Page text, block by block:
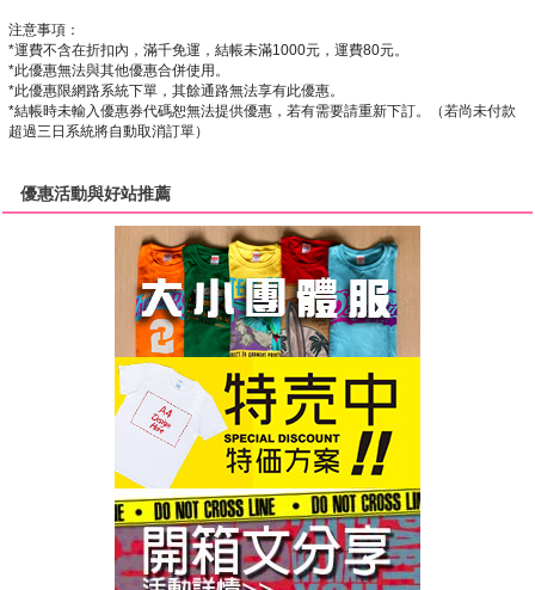
注意事項：
*運費不含在折扣內，滿千免運，結帳未滿1000元，運費80元。
*此優惠無法與其他優惠合併使用。
*此優惠限網路系統下單，其餘通路無法享有此優惠。
*結帳時未輸入優惠券代碼恕無法提供優惠，若有需要請重新下訂。（若尚未付款
超過三日系統將自動取消訂單）
優惠活動與好站推薦